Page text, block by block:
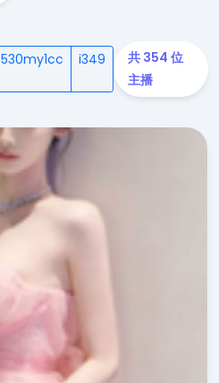
530my1cc i349
共 354 位
主播